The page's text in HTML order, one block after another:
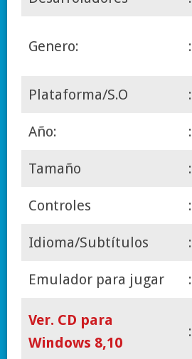
Genero: :
Plataforma/S.O :
Año: :
Tamaño :
Controles :
Idioma/Subtítulos :
Emulador para jugar :
Ver. CD para
Windows 8,10
: